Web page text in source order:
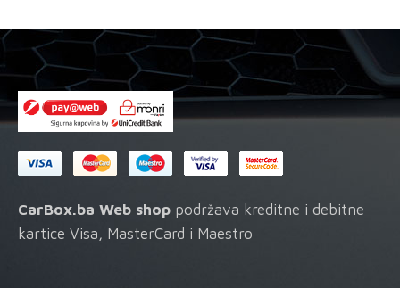
CarBox.ba Web shop podržava kreditne i debitne
kartice Visa, MasterCard i Maestro